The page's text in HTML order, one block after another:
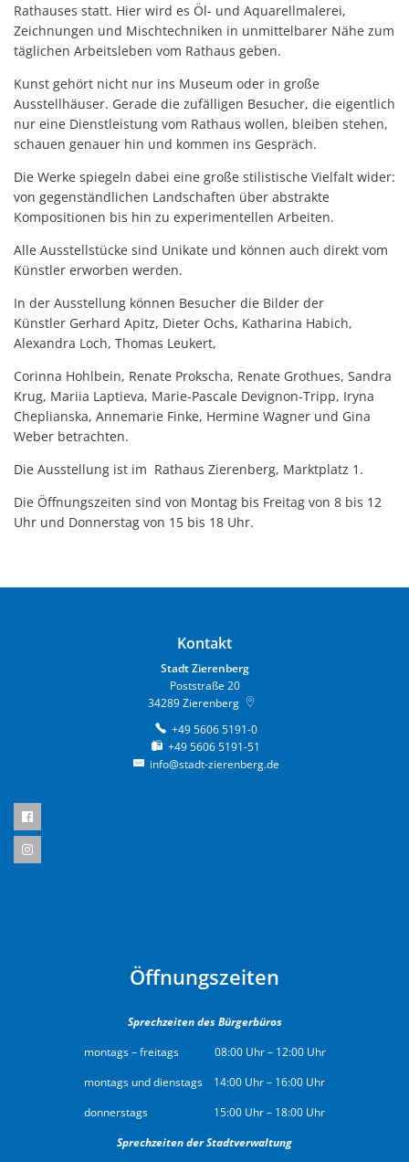
Rathauses statt. Hier wird es Öl- und Aquarellmalerei,
Zeichnungen und Mischtechniken in unmittelbarer Nähe zum
täglichen Arbeitsleben vom Rathaus geben.
Kunst gehört nicht nur ins Museum oder in große
Ausstellhäuser. Gerade die zufälligen Besucher, die eigentlich
nur eine Dienstleistung vom Rathaus wollen, bleiben stehen,
schauen genauer hin und kommen ins Gespräch.
Die Werke spiegeln dabei eine große stilistische Vielfalt wider:
von gegenständlichen Landschaften über abstrakte
Kompositionen bis hin zu experimentellen Arbeiten.
Alle Ausstellstücke sind Unikate und können auch direkt vom
Künstler erworben werden.
In der Ausstellung können Besucher die Bilder der
Künstler Gerhard Apitz, Dieter Ochs, Katharina Habich,
Alexandra Loch, Thomas Leukert,
Corinna Hohlbein, Renate Prokscha, Renate Grothues, Sandra
Krug, Mariia Laptieva, Marie-Pascale Devignon-Tripp, Iryna
Cheplianska, Annemarie Finke, Hermine Wagner und Gina
Weber betrachten.
Die Ausstellung ist im Rathaus Zierenberg, Marktplatz 1.
Die Öffnungszeiten sind von Montag bis Freitag von 8 bis 12
Uhr und Donnerstag von 15 bis 18 Uhr.
Kontakt
Stadt Zierenberg
Poststraße 20
34289Zierenberg
+49 5606 5191-0
+49 5606 5191-51
info@stadt-zierenberg.de
Öffnungszeiten
Sprechzeiten des Bürgerbüros
montags – freitags 08:00 Uhr – 12:00 Uhr
montags und dienstags 14:00 Uhr – 16:00 Uhr
donnerstags 15:00 Uhr – 18:00 Uhr
Sprechzeiten der Stadtverwaltung